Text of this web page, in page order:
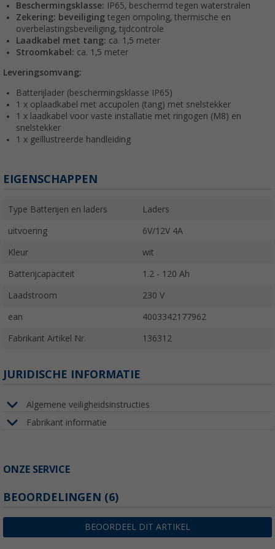
Beschermingsklasse: IP65, beschermd tegen waterstralen
Zekering: beveiliging tegen ompoling, thermische en
overbelastingsbeveiliging, tijdcontrole
Laadkabel met tang: ca. 1,5 meter
Stroomkabel: ca. 1,5 meter
Leveringsomvang:
Batterijlader (beschermingsklasse IP65)
1 x oplaadkabel met accupolen (tang) met snelstekker
1 x laadkabel voor vaste installatie met ringogen (M8) en
snelstekker
1 x geïllustreerde handleiding
EIGENSCHAPPEN
Type Batterijen en laders Laders
uitvoering 6V/12V 4A
Kleur wit
Batterijcapaciteit 1.2 - 120 Ah
Laadstroom 230 V
ean 4003342177962
Fabrikant Artikel Nr. 136312
JURIDISCHE INFORMATIE
Algemene veiligheidsinstructies
Fabrikant informatie
ONZE SERVICE
BEOORDELINGEN (6)
BEOORDEEL DIT ARTIKEL